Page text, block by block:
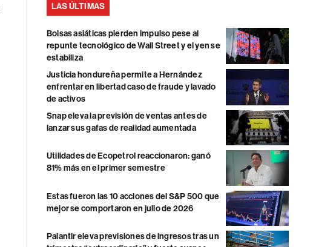
LAS ÚLTIMAS
Bolsas asiáticas pierden impulso pese al
repunte tecnológico de Wall Street y el yen se
estabiliza
Justicia hondureña permite a Hernández
enfrentar en libertad caso de fraude y lavado
de activos
Snap eleva la previsión de ventas antes de
lanzar sus gafas de realidad aumentada
Utilidades de Ecopetrol reaccionaron: ganó
81% más en el primer semestre
Estas fueron las 10 acciones del S&P 500 que
mejor se comportaron en julio de 2026
Palantir eleva previsiones de ingresos tras un